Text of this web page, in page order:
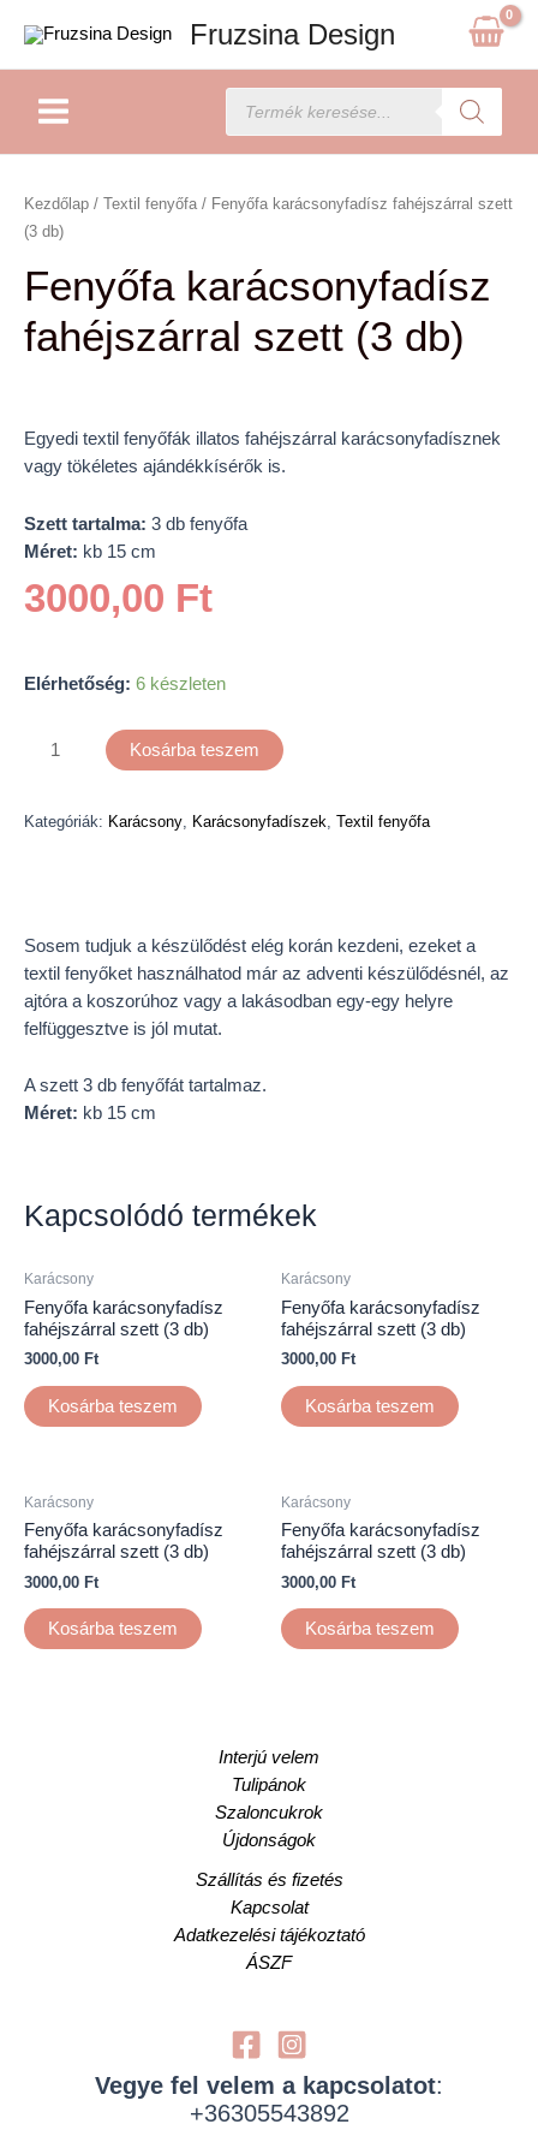
content
Fruzsina Design
Products
search
Kezdőlap / Textil fenyőfa / Fenyőfa karácsonyfadísz fahéjszárral szett
(3 db)
Fenyőfa karácsonyfadísz
fahéjszárral szett (3 db)
Egyedi textil fenyőfák illatos fahéjszárral karácsonyfadísznek
vagy tökéletes ajándékkísérők is.
Szett tartalma: 3 db fenyőfa
Méret: kb 15 cm
3000,00 Ft
Elérhetőség: 6 készleten
karácsonyfadísz
fahéjszárral
(3
db)
mennyiség
Kosárba teszem
Kategóriák: Karácsony, Karácsonyfadíszek, Textil fenyőfa
Sosem tudjuk a készülődést elég korán kezdeni, ezeket a
textil fenyőket használhatod már az adventi készülődésnél, az
ajtóra a koszorúhoz vagy a lakásodban egy-egy helyre
felfüggesztve is jól mutat.
A szett 3 db fenyőfát tartalmaz.
Méret: kb 15 cm
Kapcsolódó termékek
Karácsony
Fenyőfa karácsonyfadísz
fahéjszárral szett (3 db)
3000,00 Ft
Kosárba teszem
Karácsony
Fenyőfa karácsonyfadísz
fahéjszárral szett (3 db)
3000,00 Ft
Kosárba teszem
Karácsony
Fenyőfa karácsonyfadísz
fahéjszárral szett (3 db)
3000,00 Ft
Kosárba teszem
Karácsony
Fenyőfa karácsonyfadísz
fahéjszárral szett (3 db)
3000,00 Ft
Kosárba teszem
Interjú velem
Tulipánok
Szaloncukrok
Újdonságok
Szállítás és fizetés
Kapcsolat
Adatkezelési tájékoztató
ÁSZF
Vegye fel velem a kapcsolatot:
+36305543892